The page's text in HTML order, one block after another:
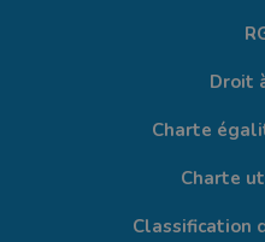
Droit
Charte
Charte
Classification